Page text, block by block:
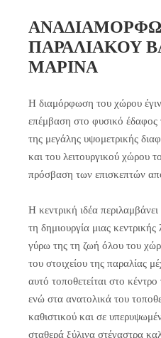
ΠΑΡΑΛΙΑΚΟΥ
ΜΑΡΙΝΑ
Η διαμόρφωση του χώρου
επέμβαση στο φυσικό έδαφος
της μεγάλης υψομετρικής
και του λειτουργικού χώρου
πρόσβαση των επισκεπτών
Η κεντρική ιδέα
τη δημιουργία μιας κεντρικής
γύρω της τη ζωή όλου του
του στοιχείου της παραλίας
αυτό τοποθετείται στο
ενώ στα ανατολικά του
καθιστικού και σε
σταθερά ξύλινα στέγαστρα